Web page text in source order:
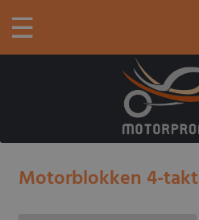
☰
Motorblokken 4-takt